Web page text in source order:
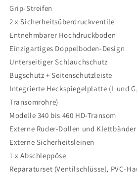
Grip-Streifen
2 x Sicherheitsüberdruckventile
Entnehmbarer Hochdruckboden
Einzigartiges Doppelboden-Design
Unterseitiger Schlauchschutz
Bugschutz + Seitenschutzleiste
Integrierte Heckspiegelplatte (L und
Transomrohre)
Modelle 340 bis 460 HD-Transom
Externe Ruder-Dollen und Klettbänder
Externe Sicherheitsleinen
1 x Abschleppöse
Reparaturset (Ventilschlüssel, PVC-